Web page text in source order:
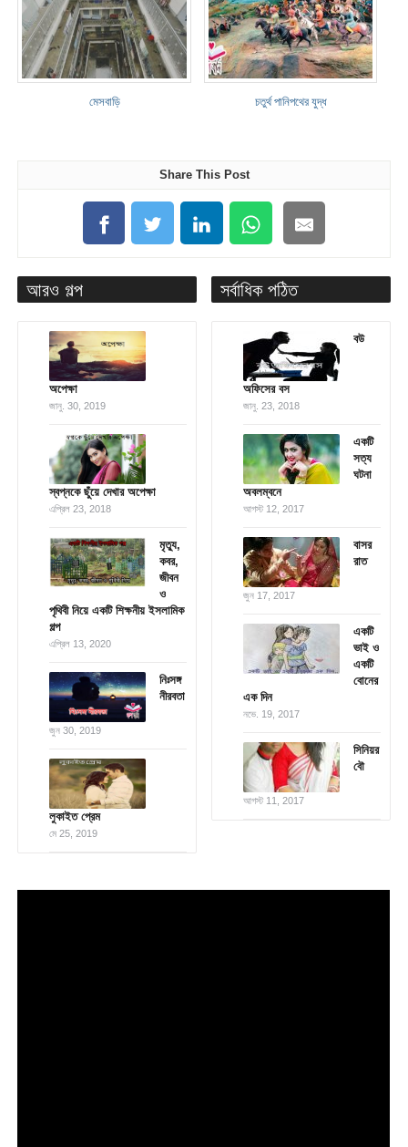
মেসবাড়ি চতুর্থ পানিপথের যুদ্ধ
Share This Post
আরও গল্প
অপেক্ষা
জানু. 30, 2019
স্বপ্নকে ছুঁয়ে দেখার অপেক্ষা
এপ্রিল 23, 2018
মৃত্যু,
কবর,
জীবন
ও
পৃথিবী নিয়ে একটি শিক্ষনীয় ইসলামিক
গল্প
এপ্রিল 13, 2020
নিঃসঙ্গ
নীরবতা
জুন 30, 2019
লুকাইত প্রেম
মে 25, 2019
সর্বাধিক পঠিত
বউ
অফিসের বস
জানু. 23, 2018
একটি
সত্য
ঘটনা
অবলম্বনে
আগস্ট 12, 2017
বাসর
রাত
জুন 17, 2017
একটি
ভাই ও
একটি
বোনের
এক দিন
নভে. 19, 2017
সিনিয়র
বৌ
আগস্ট 11, 2017